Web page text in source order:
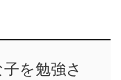
を勉強さ